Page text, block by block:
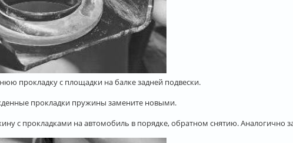
прокладку с площадки на балке задней подвески.
прокладки пружины замените новыми.
с прокладками на автомобиль в порядке, обратном снятию. Аналогично